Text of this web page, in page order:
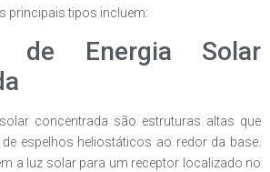
principais tipos incluem:
de Energia Solar
concentrada são estruturas altas que
espelhos heliostáticos ao redor da base.
a luz solar para um receptor localizado no